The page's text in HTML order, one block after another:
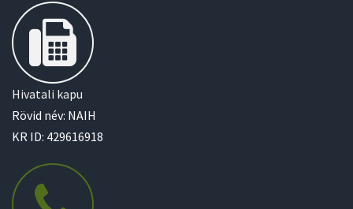
Hivatali kapu
Rövid név: NAIH
KR ID: 429616918